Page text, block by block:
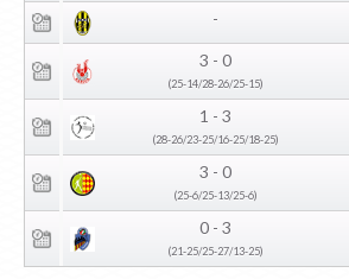
-
3 - 0
(25-14/28-26/25-15)
1 - 3
(28-26/23-25/16-25/18-25)
3 - 0
(25-6/25-13/25-6)
0 - 3
(21-25/25-27/13-25)